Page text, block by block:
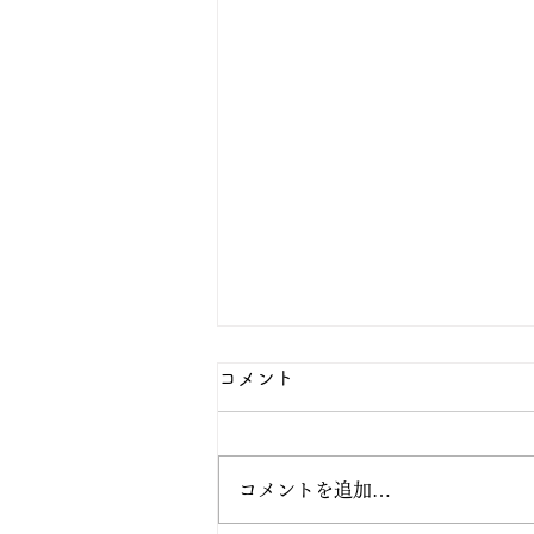
コメント
コメントを追加…